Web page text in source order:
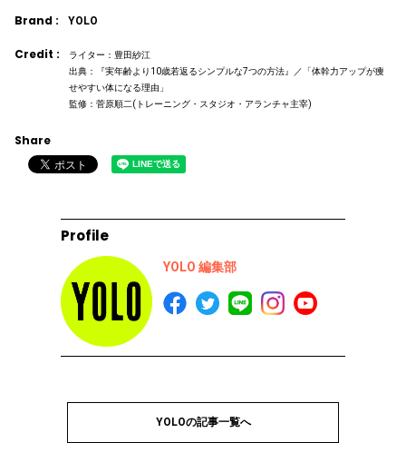
Brand : YOLO
Credit :
ライター：豊田紗江
出典：『実年齢より10歳若返るシンプルな7つの方法』／「体幹力アップが痩
せやすい体になる理由」
監修：菅原順二(トレーニング・スタジオ・アランチャ主宰)
Share
Profile
YOLO 編集部
YOLOの記事一覧へ